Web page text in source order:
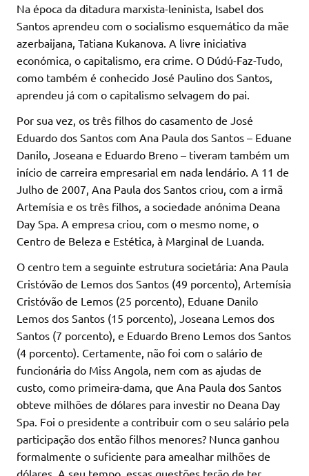
Na época da ditadura marxista-leninista, Isabel dos
Santos aprendeu com o socialismo esquemático da mãe
azerbaijana, Tatiana Kukanova. A livre iniciativa
económica, o capitalismo, era crime. O Dúdú-Faz-Tudo,
como também é conhecido José Paulino dos Santos,
aprendeu já com o capitalismo selvagem do pai.
Por sua vez, os três filhos do casamento de José
Eduardo dos Santos com Ana Paula dos Santos – Eduane
Danilo, Joseana e Eduardo Breno – tiveram também um
início de carreira empresarial em nada lendário. A 11 de
Julho de 2007, Ana Paula dos Santos criou, com a irmã
Artemísia e os três filhos, a sociedade anónima Deana
Day Spa. A empresa criou, com o mesmo nome, o
Centro de Beleza e Estética, à Marginal de Luanda.
O centro tem a seguinte estrutura societária: Ana Paula
Cristóvão de Lemos dos Santos (49 porcento), Artemísia
Cristóvão de Lemos (25 porcento), Eduane Danilo
Lemos dos Santos (15 porcento), Joseana Lemos dos
Santos (7 porcento), e Eduardo Breno Lemos dos Santos
(4 porcento). Certamente, não foi com o salário de
funcionária do Miss Angola, nem com as ajudas de
custo, como primeira-dama, que Ana Paula dos Santos
obteve milhões de dólares para investir no Deana Day
Spa. Foi o presidente a contribuir com o seu salário pela
participação dos então filhos menores? Nunca ganhou
formalmente o suficiente para amealhar milhões de
dólares. A seu tempo, essas questões terão de ter